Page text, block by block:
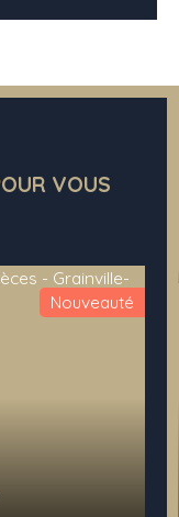
VOUS
Nouveauté